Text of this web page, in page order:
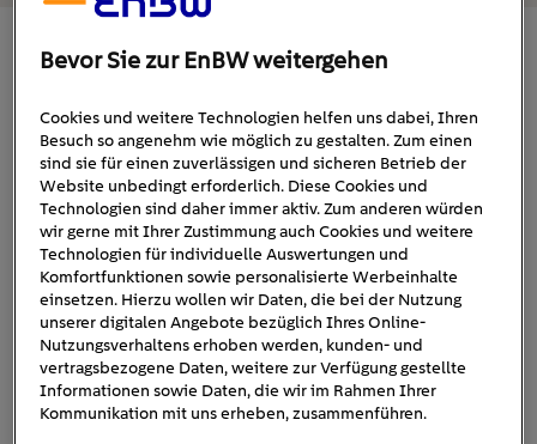
aud-q4-e-tron-quattro-
sportback
Bevor Sie zur EnBW weitergehen
Cookies und weitere Technologien helfen uns dabei, Ihren
Besuch so angenehm wie möglich zu gestalten. Zum einen
sind sie für einen zuverlässigen und sicheren Betrieb der
Website unbedingt erforderlich. Diese Cookies und
Technologien sind daher immer aktiv. Zum anderen würden
wir gerne mit Ihrer Zustimmung auch Cookies und weitere
Technologien für individuelle Auswertungen und
Komfortfunktionen sowie personalisierte Werbeinhalte
einsetzen. Hierzu wollen wir Daten, die bei der Nutzung
unserer digitalen Angebote bezüglich Ihres Online-
Nutzungsverhaltens erhoben werden, kunden- und
vertragsbezogene Daten, weitere zur Verfügung gestellte
Informationen sowie Daten, die wir im Rahmen Ihrer
Kommunikation mit uns erheben, zusammenführen.